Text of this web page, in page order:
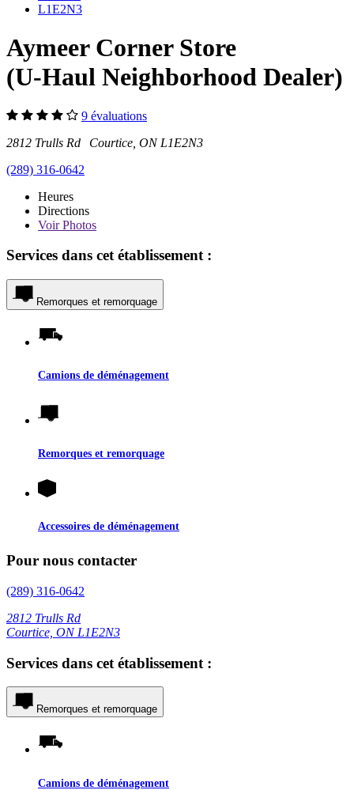
L1E2N3
Aymeer Corner Store
(U-Haul Neighborhood Dealer)
9 évaluations
2812 Trulls Rd Courtice, ON L1E2N3
(289) 316-0642
Heures
Directions
VoirPhotos
Services dans cet établissement :
Remorques et remorquage
Camions de déménagement
Remorques et remorquage
Accessoires de déménagement
Pour nous contacter
(289) 316-0642
2812 Trulls Rd
Courtice, ON L1E2N3
Services dans cet établissement :
Remorques et remorquage
Camions de déménagement